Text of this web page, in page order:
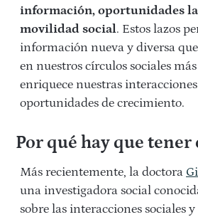
información, oportunidades
movilidad social. Estos lazos
información nueva y diversa
en nuestros círculos sociales
enriquece nuestras
oportunidades de crecimiento.
Por qué hay que tener
Más recientemente, la doctora
una investigadora social
sobre las interacciones sociales